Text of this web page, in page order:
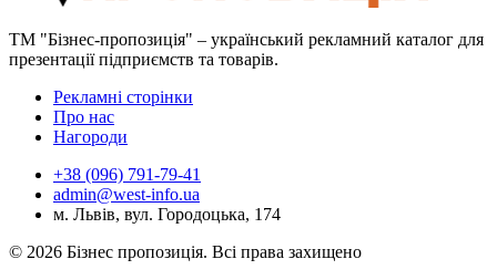
ТМ "Бізнес-пропозиція" – український рекламний каталог для
презентації підприємств та товарів.
Рекламні сторінки
Про нас
Нагороди
+38 (096) 791-79-41
admin@west-info.ua
м. Львів, вул. Городоцька, 174
© 2026 Бізнес пропозиція. Всі права захищено